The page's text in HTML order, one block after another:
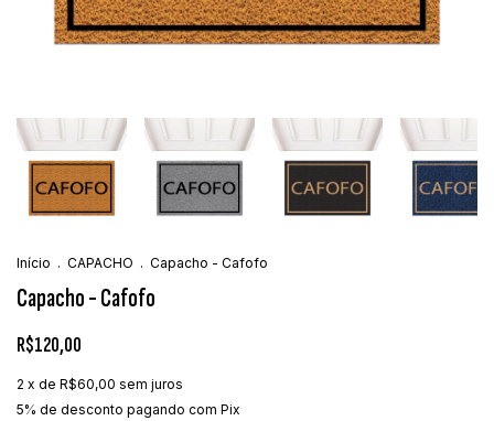
Início . CAPACHO . Capacho - Cafofo
Capacho - Cafofo
R$120,00
2 x de R$60,00 sem juros
5% de desconto pagando com Pix